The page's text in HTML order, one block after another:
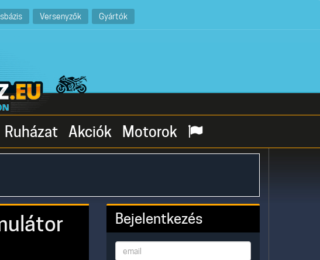
Versenyzők Gyártók
Ruházat Akciók Motorok
Bejelentkezés